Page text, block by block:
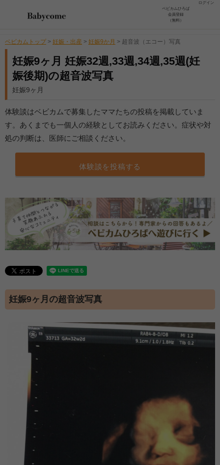
ログイン
ベビカムひろば
会員登録
（無料）
ベビカムトップ > 妊娠・出産 > 妊娠9か月 > 超音波（エコー）写真
妊娠9ヶ月 妊娠32週,33週,34週,35週(妊
娠後期)の超音波写真
妊娠9ヶ月
体験談はベビカムで募集したママたちの投稿を掲載していま
す。あくまでも一個人の経験としてお読みください。症状や対
処の判断は、医師にご相談ください。
体験談を投稿する
妊娠9ヶ月の超音波写真